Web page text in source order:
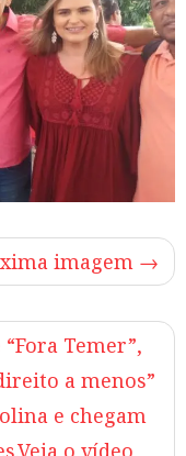
imagem →
Temer”,
a menos”
e chegam
o vídeo